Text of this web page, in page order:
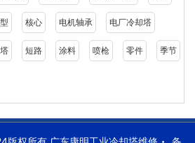
核心 电机轴承 电厂冷却塔
短路 涂料 喷枪 零件 季节